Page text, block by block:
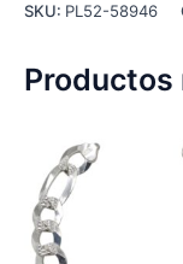
SKU: PL52-58946
Productos